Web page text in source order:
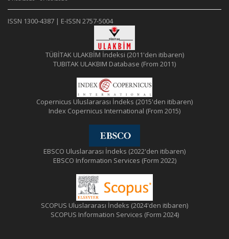
ISSN 1300-4387 | E-ISSN 2757-5004
TÜBİTAK ULAKBİM İndeksi (2011'den itibaren)
TUBITAK ULAKBIM Database (From 2011)
Copernicus Uluslararası İndeks (2015'den itibaren)
Index Copernicus International (From 2015)
EBSCO Uluslararası İndeks (2022'den itibaren)
EBSCO Information Services (Form 2022)
SCOPUS Uluslararası İndeks (2024'den itibaren)
SCOPUS Information Services (Form 2024)